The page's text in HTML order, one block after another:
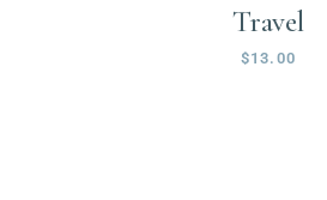
Travel
$13.00